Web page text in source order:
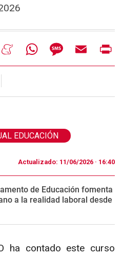
MeneameWhatsAppMessageEmail
EDUCACIÓN
Actualizado: 11/06/2026 · 16:40
de Educación fomenta
a la realidad laboral desde
ha contado este curso